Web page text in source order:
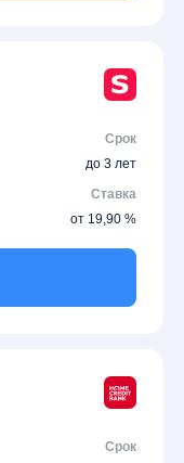
Срок
до 3 лет
Ставка
от 19,90 %
Срок